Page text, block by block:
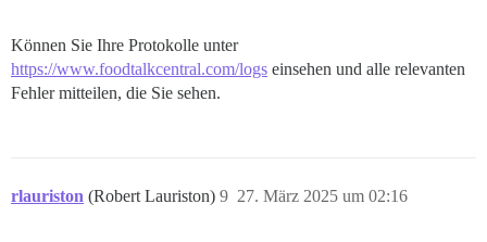
Können Sie Ihre Protokolle unter
https://www.foodtalkcentral.com/logs einsehen und alle relevanten
Fehler mitteilen, die Sie sehen.
rlauriston (Robert Lauriston) 27. März 2025 um 02:16
9